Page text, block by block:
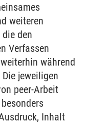
weiteren
den
Verfassen
während
jeweiligen
peer-Arbeit
Inhalt